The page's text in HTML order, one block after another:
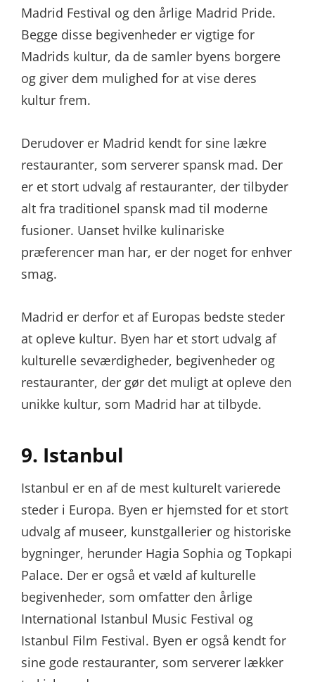
Madrid Festival og den årlige Madrid Pride.
Begge disse begivenheder er vigtige for
Madrids kultur, da de samler byens borgere
og giver dem mulighed for at vise deres
kultur frem.
Derudover er Madrid kendt for sine lækre
restauranter, som serverer spansk mad. Der
er et stort udvalg af restauranter, der tilbyder
alt fra traditionel spansk mad til moderne
fusioner. Uanset hvilke kulinariske
præferencer man har, er der noget for enhver
smag.
Madrid er derfor et af Europas bedste steder
at opleve kultur. Byen har et stort udvalg af
kulturelle seværdigheder, begivenheder og
restauranter, der gør det muligt at opleve den
unikke kultur, som Madrid har at tilbyde.
9. Istanbul
Istanbul er en af de mest kulturelt varierede
steder i Europa. Byen er hjemsted for et stort
udvalg af museer, kunstgallerier og historiske
bygninger, herunder Hagia Sophia og Topkapi
Palace. Der er også et væld af kulturelle
begivenheder, som omfatter den årlige
International Istanbul Music Festival og
Istanbul Film Festival. Byen er også kendt for
sine gode restauranter, som serverer lækker